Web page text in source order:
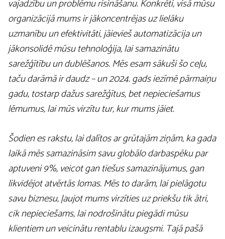
vajadzību un problēmu risināšanu. Konkrēti, visā mūsu
organizācijā mums ir jākoncentrējas uz lielāku
uzmanību un efektivitāti, jāievieš automatizācija un
jākonsolidē mūsu tehnoloģija, lai samazinātu
sarežģītību un dublēšanos. Mēs esam sākuši šo ceļu,
taču darāmā ir daudz – un 2024. gads iezīmē pārmaiņu
gadu, tostarp dažus sarežģītus, bet nepieciešamus
lēmumus, lai mūs virzītu tur, kur mums jāiet.
Šodien es rakstu, lai dalītos ar grūtajām ziņām, ka gada
laikā mēs samazināsim savu globālo darbaspēku par
aptuveni 9%, veicot gan tiešus samazinājumus, gan
likvidējot atvērtās lomas. Mēs to darām, lai pielāgotu
savu biznesu, ļaujot mums virzīties uz priekšu tik ātri,
cik nepieciešams, lai nodrošinātu piegādi mūsu
klientiem un veicinātu rentablu izaugsmi. Tajā pašā